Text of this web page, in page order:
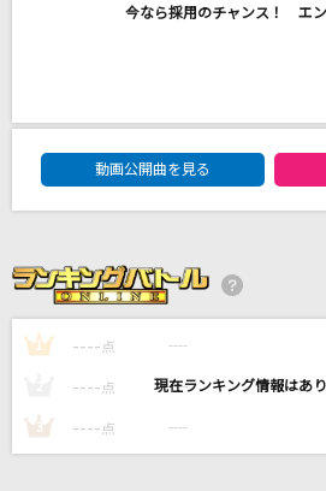
[生音]ドライフラワー
会いたかったかもしれない
乃木坂46
やさしさで溢れるように
今なら採用のチャンス！ エ
DAM★ともボーカルエントリ
動画公開曲を見る
1 ---- 点 ----
---- 点 ----
3 ---- 点 ----